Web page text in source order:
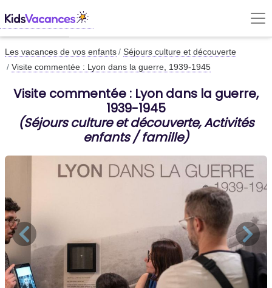
Les vacances de vos enfants
Séjours culture et découverte
Visite commentée : Lyon dans la guerre, 1939-1945
Visite commentée : Lyon dans la guerre,
1939-1945
(Séjours culture et découverte, Activités
enfants / famille)